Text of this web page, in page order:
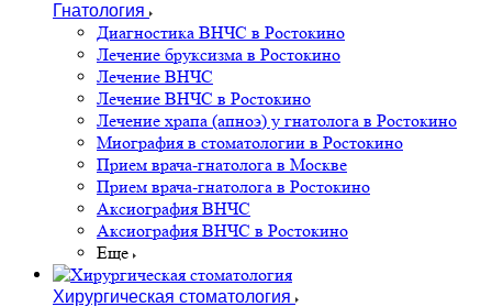
Гнатология
Диагностика ВНЧС в Ростокино
Лечение бруксизма в Ростокино
Лечение ВНЧС
Лечение ВНЧС в Ростокино
Лечение храпа (апноэ) у гнатолога в Ростокино
Миография в стоматологии в Ростокино
Прием врача-гнатолога в Москве
Прием врача-гнатолога в Ростокино
Аксиография ВНЧС
Аксиография ВНЧС в Ростокино
Еще
Хирургическая стоматология